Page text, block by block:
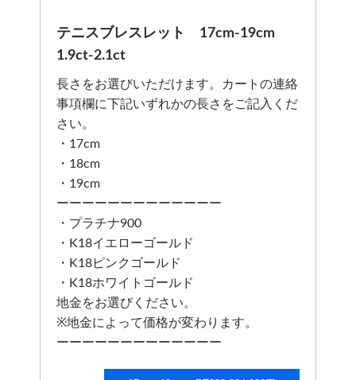
テニスブレスレット 17cm-19cm
1.9ct-2.1ct
長さをお選びいただけます。カートの連絡
事項欄に下記いずれかの長さをご記入くだ
さい。
・17cm
・18cm
・19cm
ーーーーーーーーーーーーー
・プラチナ900
・K18イエローゴールド
・K18ピンクゴールド
・K18ホワイトゴールド
地金をお選びください。
※地金によって価格が変わります。
ーーーーーーーーーーーーー